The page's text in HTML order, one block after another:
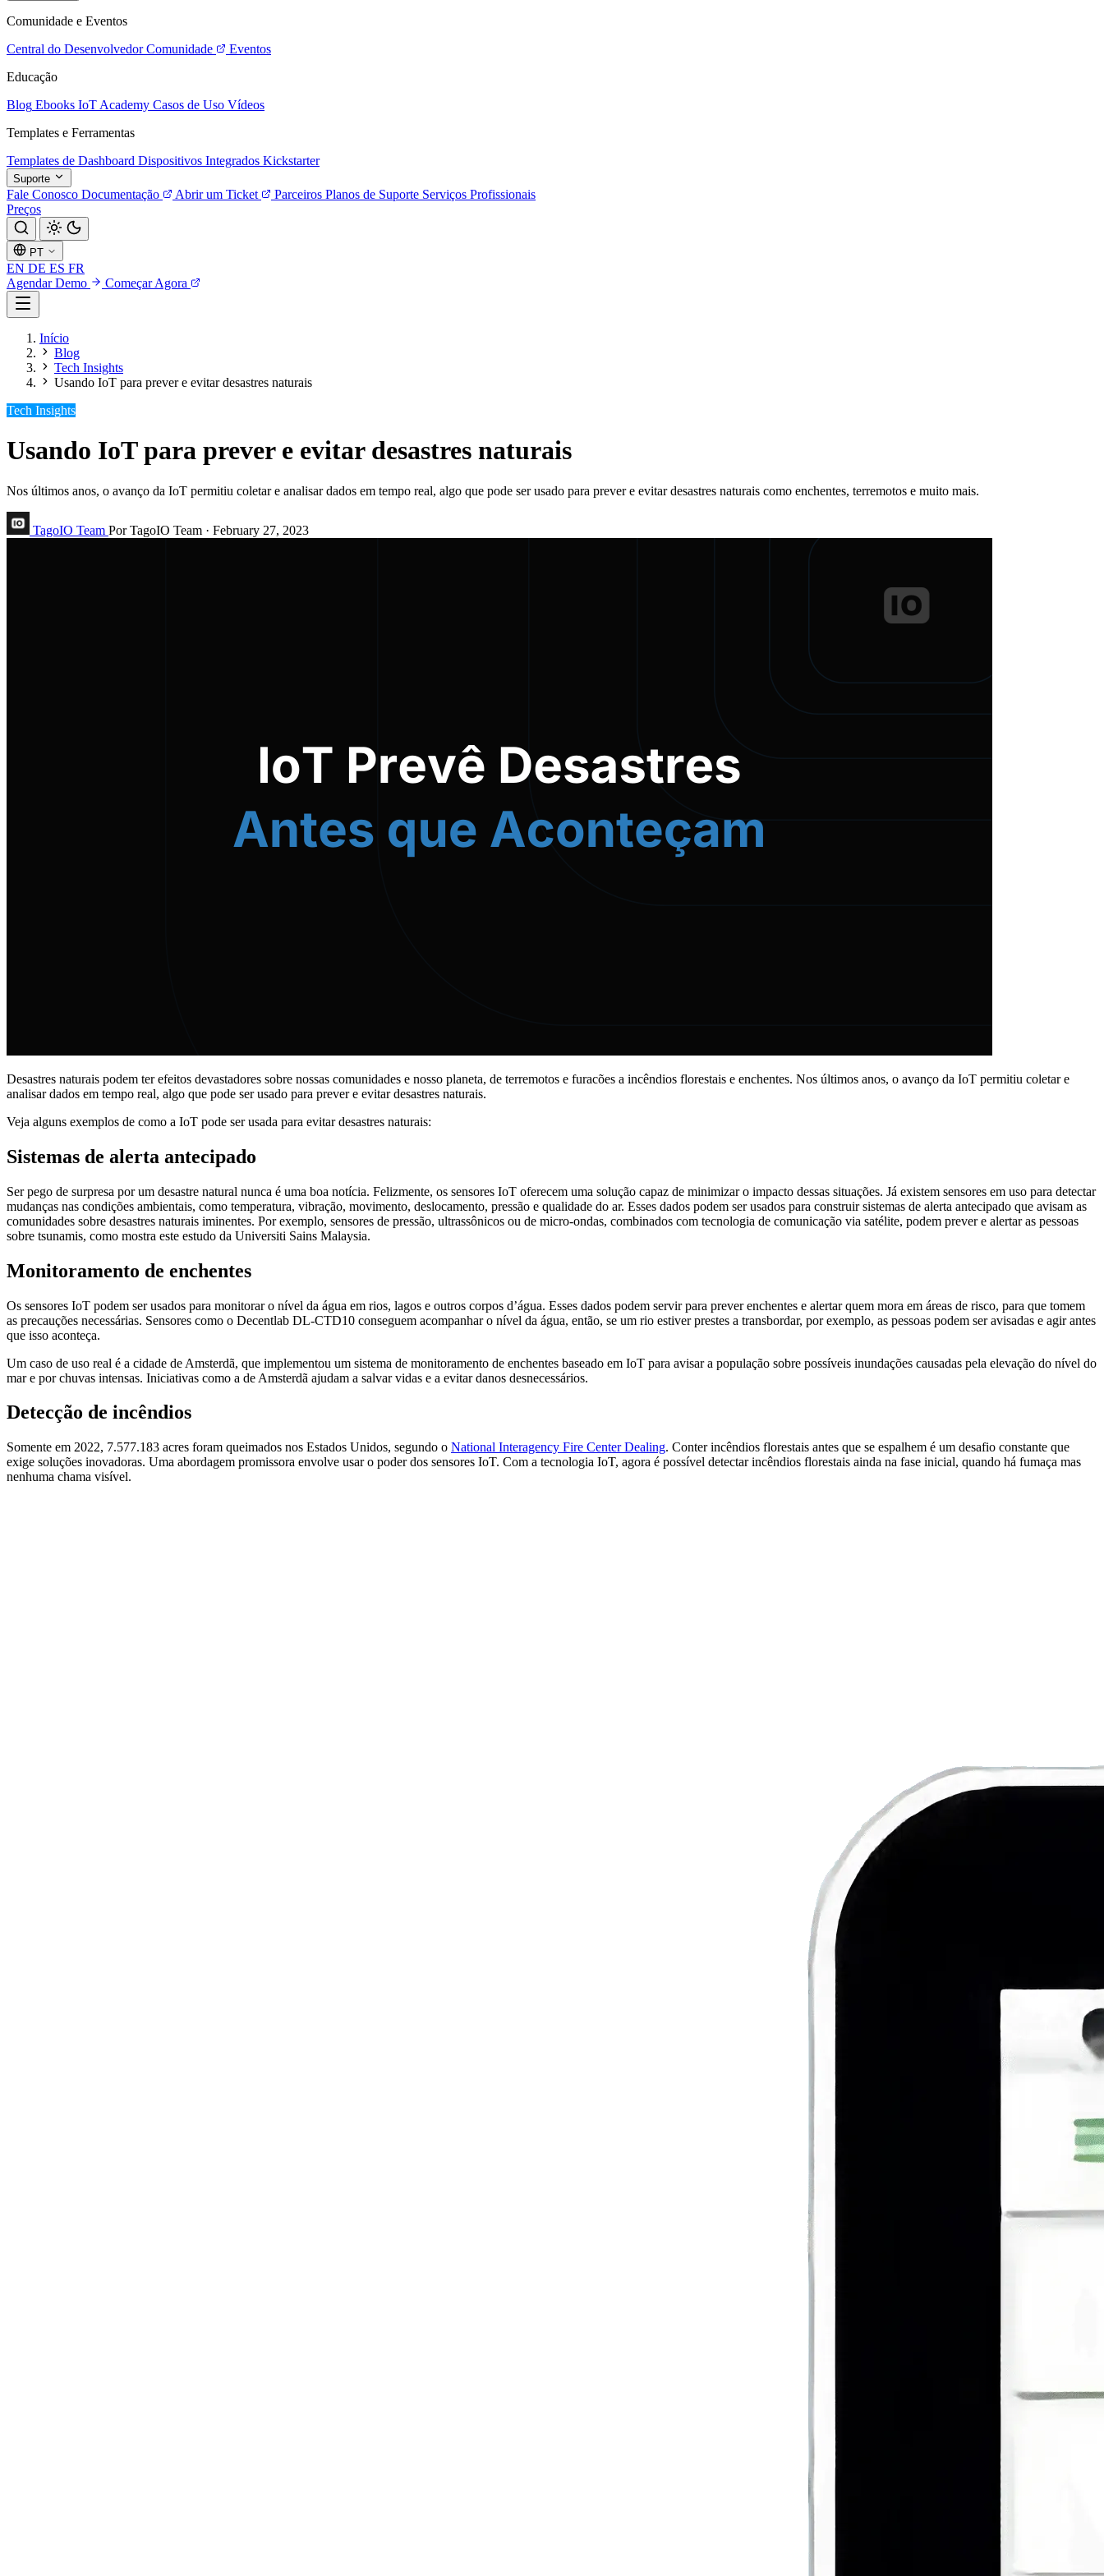
Comunidade e Eventos
Central do Desenvolvedor Comunidade
Eventos
Educação
Blog Ebooks IoT Academy Casos de Uso Vídeos
Templates e Ferramentas
Templates de Dashboard Dispositivos Integrados Kickstarter
Suporte
Fale Conosco Documentação Abrir um Ticket Parceiros Planos de Suporte Serviços Profissionais
Preços
PT
EN DE ES FR
Agendar Demo
Começar Agora
Início
Blog
Tech Insights
Usando IoT para prever e evitar desastres naturais
Tech Insights
Usando IoT para prever e evitar desastres naturais
Nos últimos anos, o avanço da IoT permitiu coletar e analisar dados em tempo real, algo que pode ser usado para prever e evitar desastres naturais como enchentes, terremotos e muito mais.
TagoIO Team Por TagoIO Team · February 27, 2023
Desastres naturais podem ter efeitos devastadores sobre nossas comunidades e nosso planeta, de terremotos e furacões a incêndios florestais e enchentes. Nos últimos anos, o avanço da IoT permitiu coletar e
analisar dados em tempo real, algo que pode ser usado para prever e evitar desastres naturais.
Veja alguns exemplos de como a IoT pode ser usada para evitar desastres naturais:
Sistemas de alerta antecipado
Ser pego de surpresa por um desastre natural nunca é uma boa notícia. Felizmente, os sensores IoT oferecem uma solução capaz de minimizar o impacto dessas situações. Já existem sensores em uso para detectar
mudanças nas condições ambientais, como temperatura, vibração, movimento, deslocamento, pressão e qualidade do ar. Esses dados podem ser usados para construir sistemas de alerta antecipado que avisam as
comunidades sobre desastres naturais iminentes. Por exemplo, sensores de pressão, ultrassônicos ou de micro-ondas, combinados com tecnologia de comunicação via satélite, podem prever e alertar as pessoas
sobre tsunamis, como mostra este estudo da Universiti Sains Malaysia.
Monitoramento de enchentes
Os sensores IoT podem ser usados para monitorar o nível da água em rios, lagos e outros corpos d’água. Esses dados podem servir para prever enchentes e alertar quem mora em áreas de risco, para que tomem
as precauções necessárias. Sensores como o Decentlab DL-CTD10 conseguem acompanhar o nível da água, então, se um rio estiver prestes a transbordar, por exemplo, as pessoas podem ser avisadas e agir antes
que isso aconteça.
Um caso de uso real é a cidade de Amsterdã, que implementou um sistema de monitoramento de enchentes baseado em IoT para avisar a população sobre possíveis inundações causadas pela elevação do nível do
mar e por chuvas intensas. Iniciativas como a de Amsterdã ajudam a salvar vidas e a evitar danos desnecessários.
Detecção de incêndios
Somente em 2022, 7.577.183 acres foram queimados nos Estados Unidos, segundo o National Interagency Fire Center Dealing. Conter incêndios florestais antes que se espalhem é um desafio constante que
exige soluções inovadoras. Uma abordagem promissora envolve usar o poder dos sensores IoT. Com a tecnologia IoT, agora é possível detectar incêndios florestais ainda na fase inicial, quando há fumaça mas
nenhuma chama visível.